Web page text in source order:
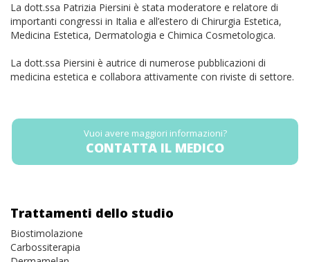
La dott.ssa Patrizia Piersini è stata moderatore e relatore di
importanti congressi in Italia e all’estero di Chirurgia Estetica,
Medicina Estetica, Dermatologia e Chimica Cosmetologica.
La dott.ssa Piersini è autrice di numerose pubblicazioni di
medicina estetica e collabora attivamente con riviste di settore.
Vuoi avere maggiori informazioni?
CONTATTA IL MEDICO
Trattamenti dello studio
Biostimolazione
Carbossiterapia